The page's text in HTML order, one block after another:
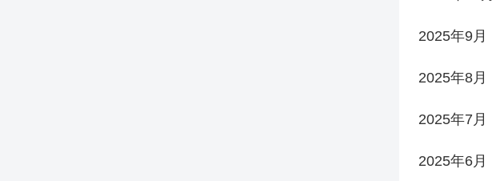
2025年9月
2025年8月
2025年7月
2025年6月